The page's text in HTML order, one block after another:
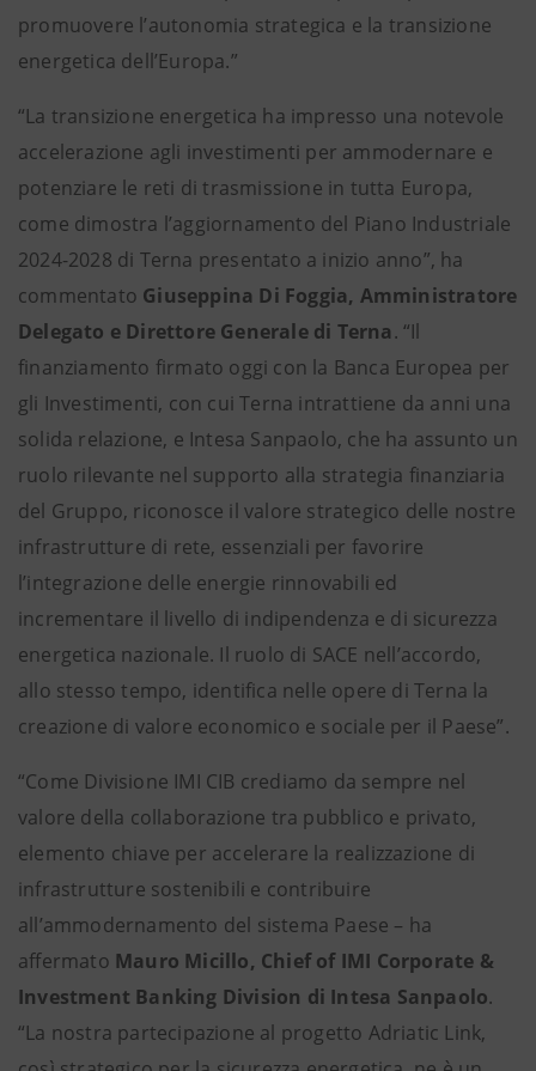
promuovere l’autonomia strategica e la transizione
energetica dell’Europa.”
“La transizione energetica ha impresso una notevole
accelerazione agli investimenti per ammodernare e
potenziare le reti di trasmissione in tutta Europa,
come dimostra l’aggiornamento del Piano Industriale
2024-2028 di Terna presentato a inizio anno”, ha
commentato Giuseppina Di Foggia, Amministratore
Delegato e Direttore Generale di Terna. “Il
finanziamento firmato oggi con la Banca Europea per
gli Investimenti, con cui Terna intrattiene da anni una
solida relazione, e Intesa Sanpaolo, che ha assunto un
ruolo rilevante nel supporto alla strategia finanziaria
del Gruppo, riconosce il valore strategico delle nostre
infrastrutture di rete, essenziali per favorire
l’integrazione delle energie rinnovabili ed
incrementare il livello di indipendenza e di sicurezza
energetica nazionale. Il ruolo di SACE nell’accordo,
allo stesso tempo, identifica nelle opere di Terna la
creazione di valore economico e sociale per il Paese”.
“Come Divisione IMI CIB crediamo da sempre nel
valore della collaborazione tra pubblico e privato,
elemento chiave per accelerare la realizzazione di
infrastrutture sostenibili e contribuire
all’ammodernamento del sistema Paese – ha
affermato Mauro Micillo, Chief of IMI Corporate &
Investment Banking Division di Intesa Sanpaolo.
“La nostra partecipazione al progetto Adriatic Link,